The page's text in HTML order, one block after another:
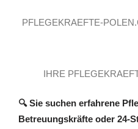
PFLEGEKRAEFTE-
IHRE
PFLEGEKRAFT
🔍 Sie suchen erfahrene
Betreuungskräfte oder 24-